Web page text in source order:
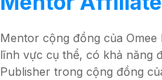
Mentor cộng đồng của
lĩnh vực cụ thể, có khả năng
Publisher trong cộng đồng